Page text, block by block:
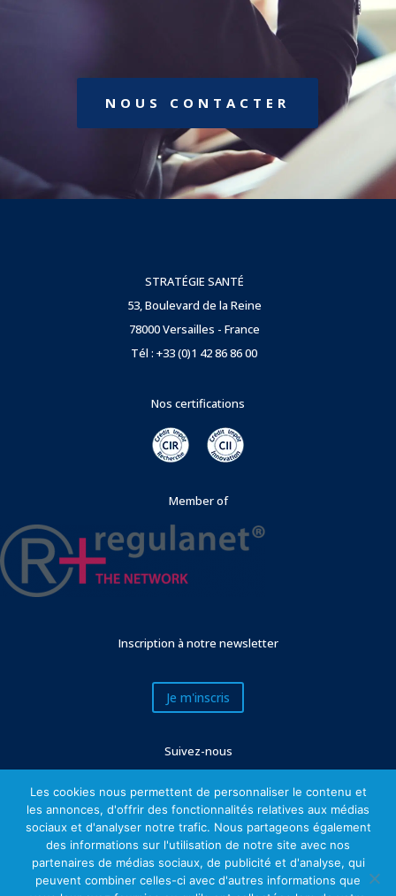
NOUS CONTACTER
STRATÉGIE SANTÉ
53, Boulevard de la Reine
78000 Versailles - France
Tél : +33 (0)1 42 86 86 00
Nos certifications
Member of
Inscription à notre newsletter
Je m'inscris
Suivez-nous
Les cookies nous permettent de personnaliser le contenu et
les annonces, d'offrir des fonctionnalités relatives aux médias
sociaux et d'analyser notre trafic. Nous partageons également
des informations sur l'utilisation de notre site avec nos
partenaires de médias sociaux, de publicité et d'analyse, qui
peuvent combiner celles-ci avec d'autres informations que